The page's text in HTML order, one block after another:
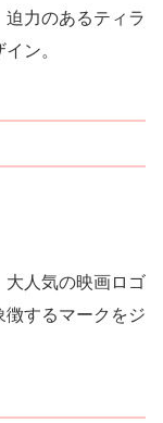
力のあるティラ
ン。
大人気の映画ロゴ
徴するマークをジ